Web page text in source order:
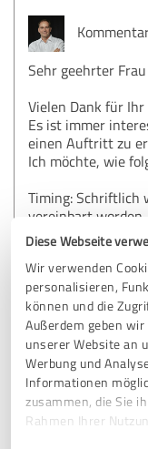
Diese Webseite
Wir verwenden
personalisieren,
können und die
Außerdem geben
unserer Website an
Werbung und
Informationen
zusammen, die Sie
Rahmen Ihrer
Sehr geehrter
Vielen Dank für Ihr
Es ist immer
einen Auftritt zu
Ich möchte, wie
Timing: Schriftlich
vereinbart
starken Verkehrs
am
von Ihnen
Veranstaltung und
angereist.
Zwischen meiner
lagen eine
minütige
den Technikcheck
Am frühen